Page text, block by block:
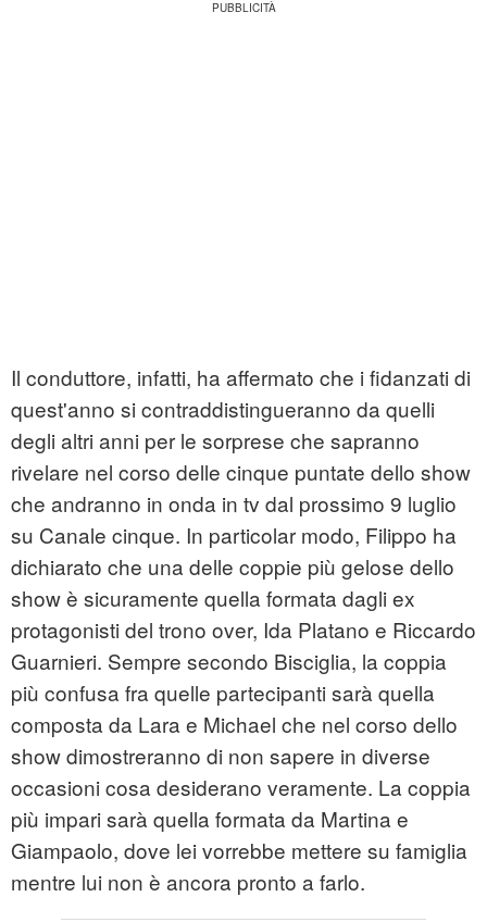
Il conduttore, infatti, ha affermato che i fidanzati di
quest'anno si contraddistingueranno da quelli
degli altri anni per le sorprese che sapranno
rivelare nel corso delle cinque puntate dello show
che andranno in onda in tv dal prossimo 9 luglio
su Canale cinque. In particolar modo, Filippo ha
dichiarato che una delle coppie più gelose dello
show è sicuramente quella formata dagli ex
protagonisti del trono over, Ida Platano e Riccardo
Guarnieri. Sempre secondo Bisciglia, la coppia
più confusa fra quelle partecipanti sarà quella
composta da Lara e Michael che nel corso dello
show dimostreranno di non sapere in diverse
occasioni cosa desiderano veramente. La coppia
più impari sarà quella formata da Martina e
Giampaolo, dove lei vorrebbe mettere su famiglia
mentre lui non è ancora pronto a farlo.